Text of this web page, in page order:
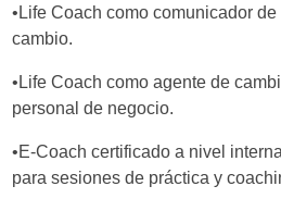
•Life Coach como comunicador
cambio.
•Life Coach como agente de
personal de negocio.
•E-Coach certificado a nivel
para sesiones de práctica y